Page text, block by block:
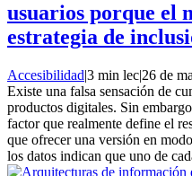
usuarios porque el
estrategia de
Accesibilidad|3 min lec|26 de
Existe una falsa sensación de
productos digitales. Sin
factor que realmente define el
que ofrecer una versión en
los datos indican que uno de